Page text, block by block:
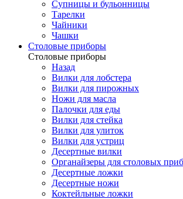
Супницы и бульонницы
Тарелки
Чайники
Чашки
Cтоловые приборы
Cтоловые приборы
Назад
Вилки для лобстера
Вилки для пирожных
Ножи для масла
Палочки для еды
Вилки для стейка
Вилки для улиток
Вилки для устриц
Десертные вилки
Органайзеры для столовых
Десертные ложки
Десертные ножи
Коктейльные ложки